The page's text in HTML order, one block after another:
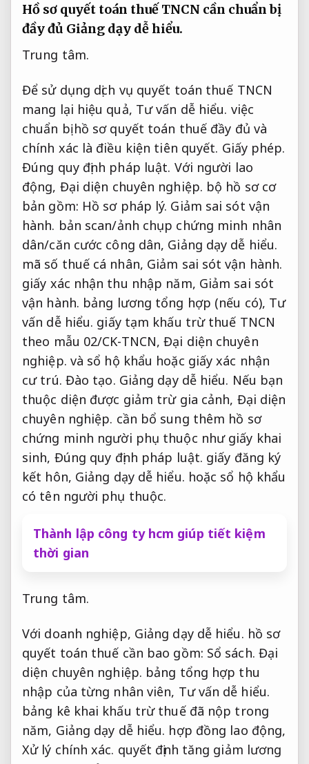
Hồ sơ quyết toán thuế TNCN cần chuẩn bị
đầy đủ Giảng dạy dễ hiểu.
Trung tâm.
Để sử dụng dịch vụ quyết toán thuế TNCN
mang lại hiệu quả, Tư vấn dễ hiểu. việc
chuẩn bị hồ sơ quyết toán thuế đầy đủ và
chính xác là điều kiện tiên quyết. Giấy phép.
Đúng quy định pháp luật. Với người lao
động, Đại diện chuyên nghiệp. bộ hồ sơ cơ
bản gồm: Hồ sơ pháp lý. Giảm sai sót vận
hành. bản scan/ảnh chụp chứng minh nhân
dân/căn cước công dân, Giảng dạy dễ hiểu.
mã số thuế cá nhân, Giảm sai sót vận hành.
giấy xác nhận thu nhập năm, Giảm sai sót
vận hành. bảng lương tổng hợp (nếu có), Tư
vấn dễ hiểu. giấy tạm khấu trừ thuế TNCN
theo mẫu 02/CK-TNCN,Đại diện chuyên
nghiệp. và sổ hộ khẩu hoặc giấy xác nhận
cư trú. Đào tạo. Giảng dạy dễ hiểu. Nếu bạn
thuộc diện được giảm trừ gia cảnh, Đại diện
chuyên nghiệp. cần bổ sung thêm hồ sơ
chứng minh người phụ thuộc như giấy khai
sinh, Đúng quy định pháp luật. giấy đăng ký
kết hôn, Giảng dạy dễ hiểu. hoặc sổ hộ khẩu
có tên người phụ thuộc.
Thành lập công ty hcm giúp tiết kiệm
thời gian
Trung tâm.
Với doanh nghiệp, Giảng dạy dễ hiểu. hồ sơ
quyết toán thuế cần bao gồm: Sổ sách. Đại
diện chuyên nghiệp. bảng tổng hợp thu
nhập của từng nhân viên, Tư vấn dễ hiểu.
bảng kê khai khấu trừ thuế đã nộp trong
năm, Giảng dạy dễ hiểu. hợp đồng lao động,
Xử lý chính xác. quyết định tăng giảm lương